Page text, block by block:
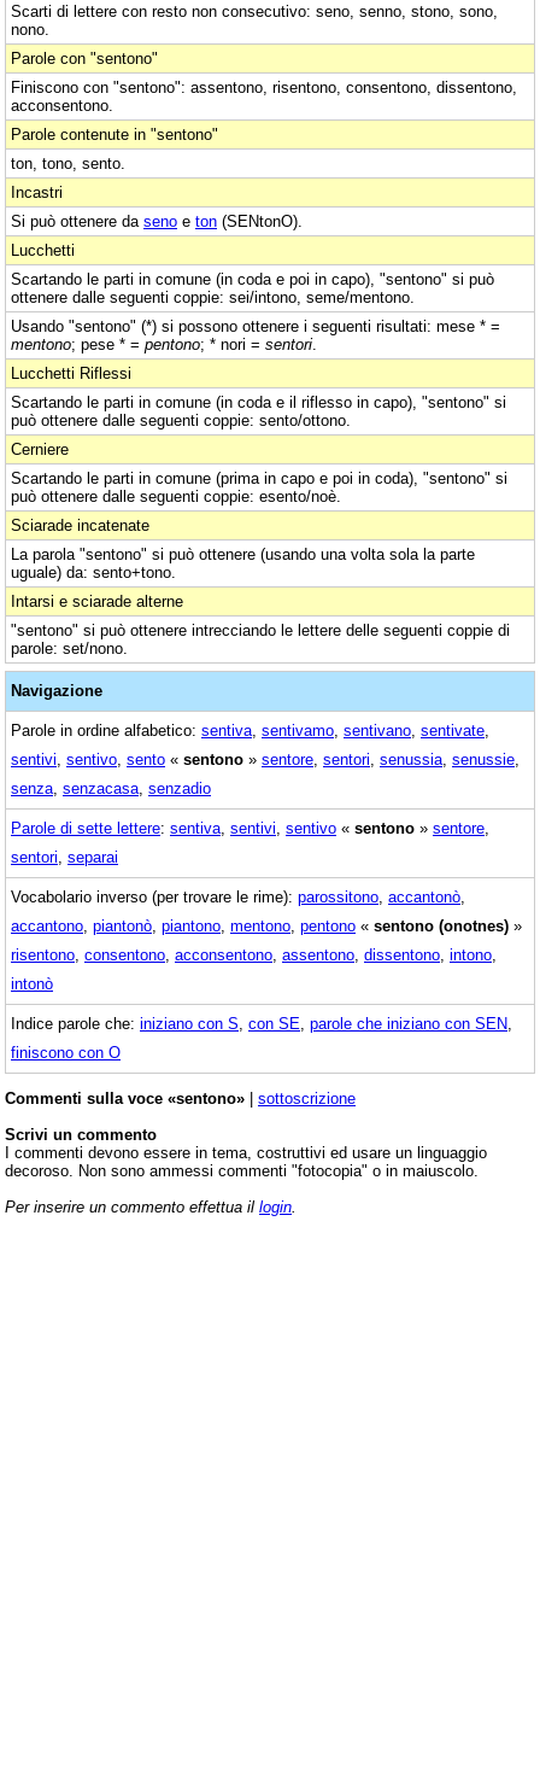
Scarti di lettere con resto non consecutivo: seno, senno, stono, sono,
nono.
Parole con "sentono"
Finiscono con "sentono": assentono, risentono, consentono, dissentono,
acconsentono.
Parole contenute in "sentono"
ton, tono, sento.
Incastri
Si può ottenere da seno e ton (SENtonO).
Lucchetti
Scartando le parti in comune (in coda e poi in capo), "sentono" si può
ottenere dalle seguenti coppie: sei/intono, seme/mentono.
Usando "sentono" (*) si possono ottenere i seguenti risultati: mese * =
mentono; pese * = pentono; * nori = sentori
Lucchetti Riflessi
Scartando le parti in comune (in coda e il riflesso in capo), "sentono" si
può ottenere dalle seguenti coppie: sento/ottono.
Cerniere
Scartando le parti in comune (prima in capo e poi in coda), "sentono" si
può ottenere dalle seguenti coppie: esento/noè.
Sciarade incatenate
La parola "sentono" si può ottenere (usando una volta sola la parte
uguale) da: sento+tono.
Intarsi e sciarade alterne
"sentono" si può ottenere intrecciando le lettere delle seguenti coppie di
parole: set/nono.
Navigazione
Parole in ordine alfabetico: sentiva sentivamo sentivano sentivate
sentivi sentivo sento « sentono » sentore sentori senussia senussie
senza senzacasa senzadio
Parole di sette lettere: sentiva sentivi sentivo « sentono » sentore
sentori separai
Vocabolario inverso (per trovare le rime): parossitono accantonò
accantono piantonò piantono mentono pentono « sentono (onotnes) »
risentono consentono acconsentono assentono dissentono intono
intonò
Indice parole che: iniziano con S con SE parole che iniziano con SEN
finiscono con O
Commenti sulla voce «sentono» | sottoscrizione
Scrivi un commento
I commenti devono essere in tema, costruttivi ed usare un linguaggio
decoroso. Non sono ammessi commenti "fotocopia" o in maiuscolo.
Per inserire un commento effettua il login